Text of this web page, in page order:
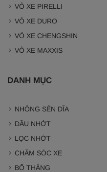
VỎ XE PIRELLI
VỎ XE DURO
VỎ XE CHENGSHIN
VỎ XE MAXXIS
DANH MỤC
NHÔNG SÊN DĨA
DẦU NHỚT
LỌC NHỚT
CHĂM SÓC XE
BỐ THẮNG